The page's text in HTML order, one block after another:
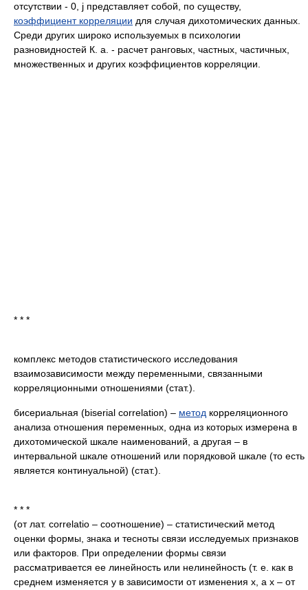
отсутствии - 0, j представляет собой, по существу,
коэффициент корреляции для случая дихотомических данных.
Среди других широко используемых в психологии
разновидностей К. а. - расчет ранговых, частных, частичных,
множественных и других коэффициентов корреляции.
* * *
комплекс методов статистического исследования
взаимозависимости между переменными, связанными
корреляционными отношениями (стат.).
бисериальная (biserial correlation) – метод корреляционного
анализа отношения переменных, одна из которых измерена в
дихотомической шкале наименований, а другая – в
интервальной шкале отношений или порядковой шкале (то есть
является континуальной) (стат.).
* * *
(от лат. correlatio – соотношение) – статистический метод
оценки формы, знака и тесноты связи исследуемых признаков
или факторов. При определении формы связи
рассматривается ее линейность или нелинейность (т. е. как в
среднем изменяется y в зависимости от изменения x, а x – от